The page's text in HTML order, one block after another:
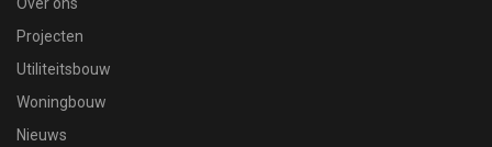
Projecten
Utiliteitsbouw
Woningbouw
Nieuws